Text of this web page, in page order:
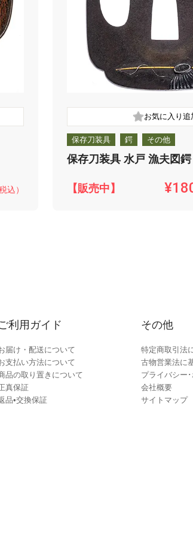
込）
保存刀装具 鍔 その他
保存刀装具 水戸 漁夫図鍔
【販売中】
利用ガイド
届け・配送について
支払い方法について
品の取り置きについて
真保証
品•交換保証
その他
特定商取引法
古物営業法に
プライバシー
会社概要
サイトマップ